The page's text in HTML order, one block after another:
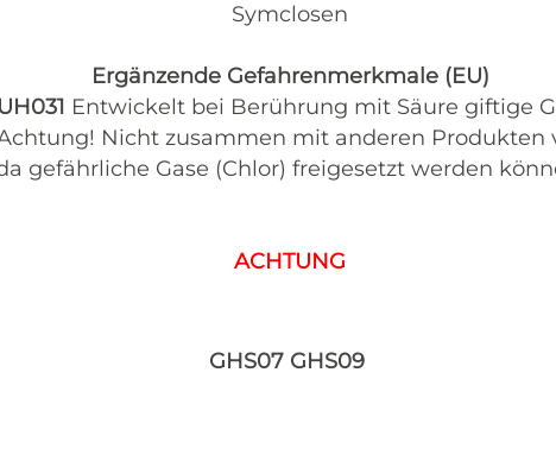
Symclosen
Ergänzende Gefahrenmerkmale (EU)
Entwickelt bei Berührung mit Säure giftige
Nicht zusammen mit anderen Produkten
gefährliche Gase (Chlor) freigesetzt werden
ACHTUNG
GHS07 GHS09